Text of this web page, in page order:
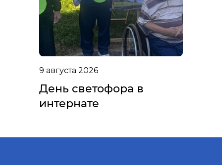
9 августа 2026
День светофора в
интернате